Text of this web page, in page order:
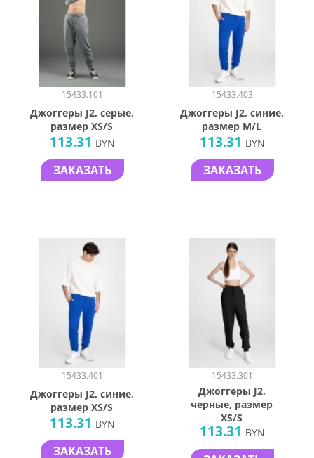
15433.101
Джоггеры J2, серые,
размер XS/S
113.31 BYN
ЗАКАЗАТЬ
15433.403
Джоггеры J2, синие,
размер M/L
113.31 BYN
ЗАКАЗАТЬ
15433.401
Джоггеры J2, синие,
размер XS/S
113.31 BYN
ЗАКАЗАТЬ
15433.301
Джоггеры J2,
черные, размер
XS/S
113.31 BYN